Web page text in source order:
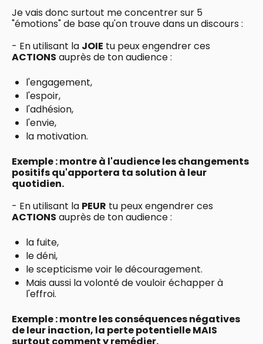
Je vais donc surtout me concentrer sur 5
"émotions" de base qu'on trouve dans un discours :
- En utilisant la JOIE tu peux engendrer ces
ACTIONS auprès de ton audience :
l'engagement,
l'espoir,
l'adhésion,
l'envie,
la motivation.
Exemple : montre à l'audience les changements
positifs qu'apportera ta solution à leur
quotidien.
- En utilisant la PEUR tu peux engendrer ces
ACTIONS auprès de ton audience :
la fuite,
le déni,
le scepticisme voir le découragement.
Mais aussi la volonté de vouloir échapper à
l'effroi.
Exemple : montre les conséquences négatives
de leur inaction, la perte potentielle MAIS